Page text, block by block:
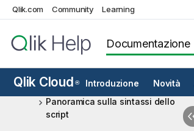
Qlik.com Community Learning
Documentazione
Qlik Cloud ® Introduzione Novità
Caricamento di dati da file
Sorgenti di analisi in Qlik Cloud
Analytics
Sintassi dello script e funzioni
grafiche
Panoramica sulla sintassi dello
script